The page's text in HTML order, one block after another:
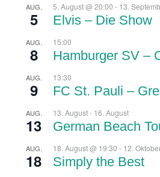
AUG.
5
5. August @ 20:00 - 13.
Elvis – Die Show
AUG.
8
15:00
Hamburger SV –
AUG.
9
13:30
FC St. Pauli –
AUG.
13
13. August- 16. August
German Beach
AUG.
18
18. August @ 19:30 - 12.
Simply the Best